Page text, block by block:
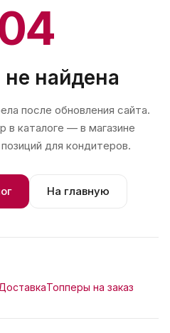
найдена
после обновления сайта.
в каталоге — в магазине
для кондитеров.
На главную
Топперы на заказ